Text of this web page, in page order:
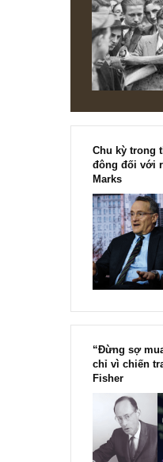
Chu kỳ
đông đối
Marks
“Đừng sợ
chỉ vì